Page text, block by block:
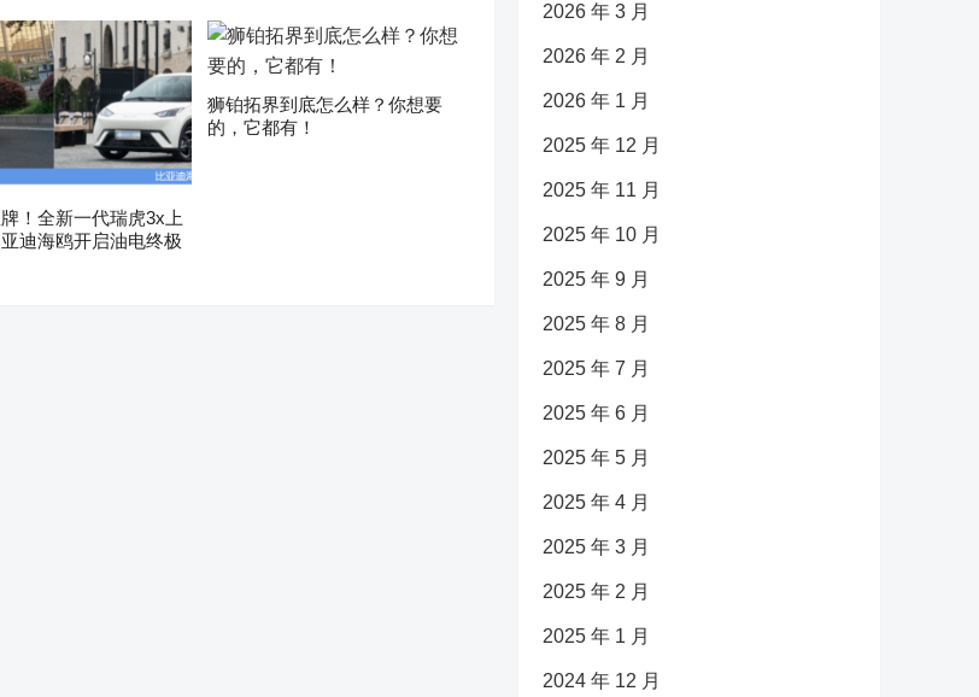
！全新一代瑞虎3x上
迪海鸥开启油电终极
狮铂拓界到底怎么样？你想要
的，它都有！
2026 年 3 月
2026 年 2 月
2026 年 1 月
2025 年 12 月
2025 年 11 月
2025 年 10 月
2025 年 9 月
2025 年 8 月
2025 年 7 月
2025 年 6 月
2025 年 5 月
2025 年 4 月
2025 年 3 月
2025 年 2 月
2025 年 1 月
2024 年 12 月